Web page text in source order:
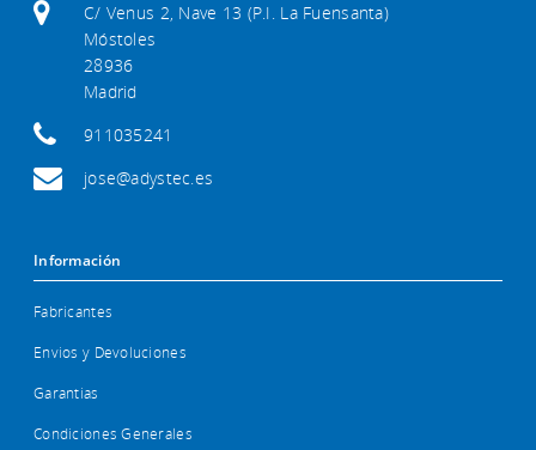
C/ Venus 2, Nave 13 (P.I. La Fuensanta)
Móstoles
28936
Madrid
911035241
jose@adystec.es
Información
Fabricantes
Envios y Devoluciones
Garantias
Condiciones Generales